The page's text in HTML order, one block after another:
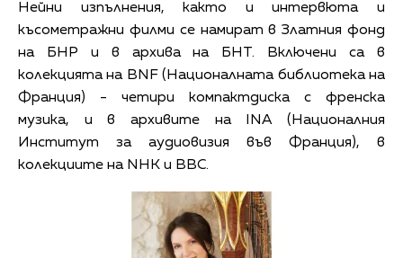
Нейни изпълнения, както и интервюта и
късометражни филми се намират в Златния фонд
на БНР и в архива на БНТ. Включени са в
колекцията на BNF (Националната библиотека на
Франция) - четири компактдиска с френска
музика, и в архивите на INA (Националния
Институт за аудиовизия във Франция), в
колекциите на NHK и BBC.